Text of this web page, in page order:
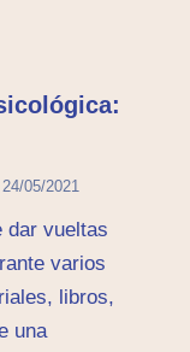
24/05/2021
dar vueltas
varios
libros,
una